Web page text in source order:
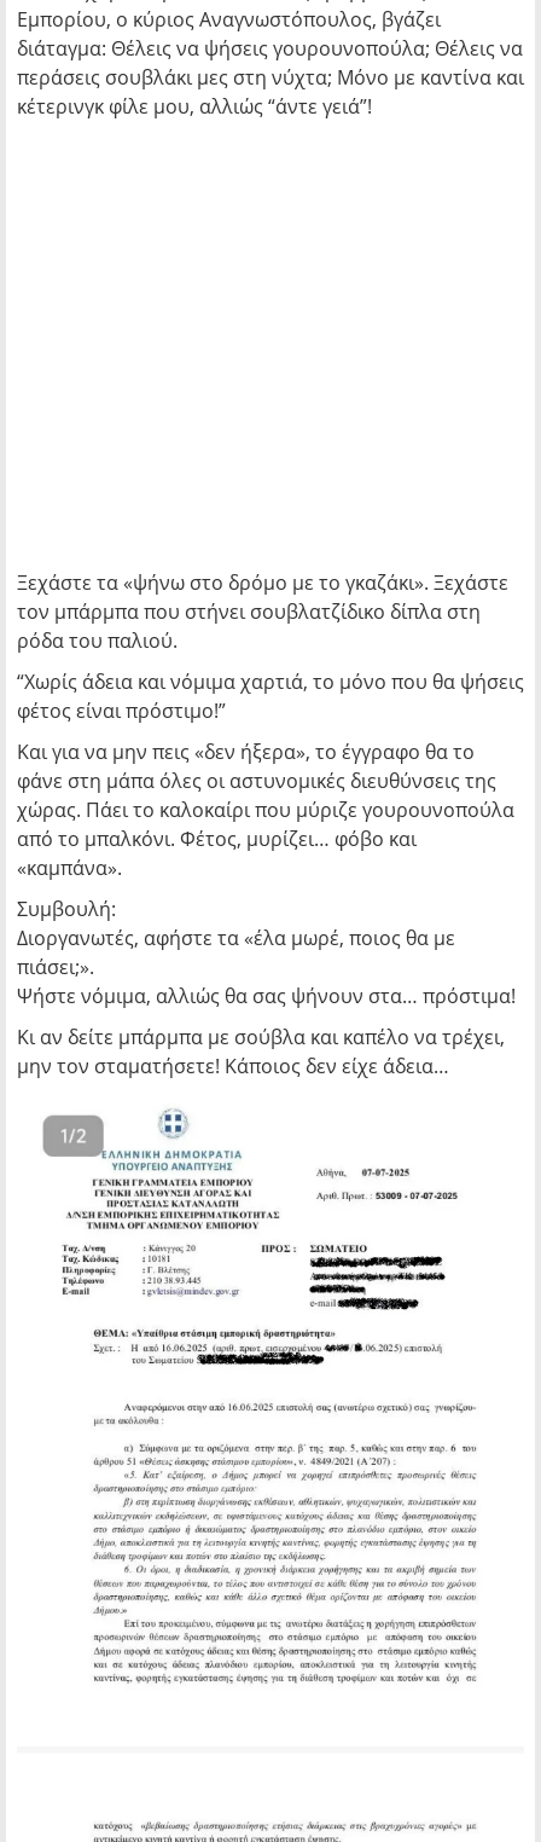
Εμπορίου, ο κύριος Αναγνωστόπουλος, βγάζει
διάταγμα: Θέλεις να ψήσεις γουρουνοπούλα; Θέλεις να
περάσεις σουβλάκι μες στη νύχτα; Μόνο με καντίνα και
κέτερινγκ φίλε μου, αλλιώς “άντε γειά”!
Ξεχάστε τα «ψήνω στο δρόμο με το γκαζάκι». Ξεχάστε
τον μπάρμπα που στήνει σουβλατζίδικο δίπλα στη
ρόδα του παλιού.
“Χωρίς άδεια και νόμιμα χαρτιά, το μόνο που θα ψήσεις
φέτος είναι πρόστιμο!”
Και για να μην πεις «δεν ήξερα», το έγγραφο θα το
φάνε στη μάπα όλες οι αστυνομικές διευθύνσεις της
χώρας. Πάει το καλοκαίρι που μύριζε γουρουνοπούλα
από το μπαλκόνι. Φέτος, μυρίζει… φόβο και
«καμπάνα».
Συμβουλή:
Διοργανωτές, αφήστε τα «έλα μωρέ, ποιος θα με
πιάσει;».
Ψήστε νόμιμα, αλλιώς θα σας ψήνουν στα… πρόστιμα!
Κι αν δείτε μπάρμπα με σούβλα και καπέλο να τρέχει,
μην τον σταματήσετε! Κάποιος δεν είχε άδεια…